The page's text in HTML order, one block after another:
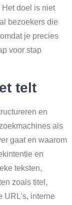
doel is niet
bezoekers die
je precies
voor stap
telt
en
als
gaat en waarom
en
teksten,
zoals titel,
interne